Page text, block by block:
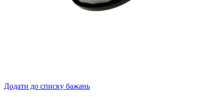
Додати до списку бажань